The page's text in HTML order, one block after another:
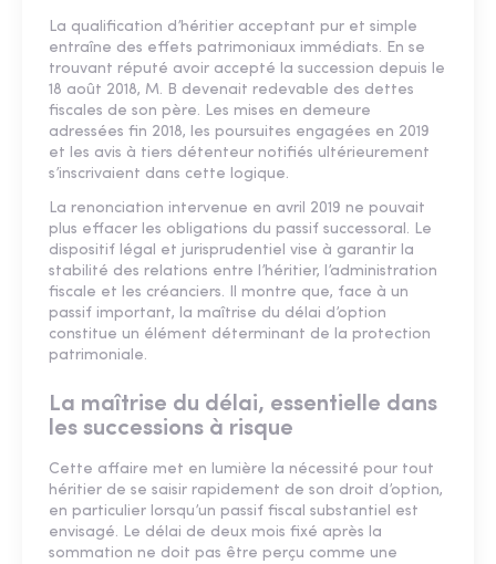
La qualification d’héritier acceptant pur et simple
entraîne des effets patrimoniaux immédiats. En se
trouvant réputé avoir accepté la succession depuis le
18 août 2018, M. B devenait redevable des dettes
fiscales de son père. Les mises en demeure
adressées fin 2018, les poursuites engagées en 2019
et les avis à tiers détenteur notifiés ultérieurement
s’inscrivaient dans cette logique.
La renonciation intervenue en avril 2019 ne pouvait
plus effacer les obligations du passif successoral. Le
dispositif légal et jurisprudentiel vise à garantir la
stabilité des relations entre l’héritier, l’administration
fiscale et les créanciers. Il montre que, face à un
passif important, la maîtrise du délai d’option
constitue un élément déterminant de la protection
patrimoniale.
La maîtrise du délai, essentielle dans
les successions à risque
Cette affaire met en lumière la nécessité pour tout
héritier de se saisir rapidement de son droit d’option,
en particulier lorsqu’un passif fiscal substantiel est
envisagé. Le délai de deux mois fixé après la
sommation ne doit pas être perçu comme une